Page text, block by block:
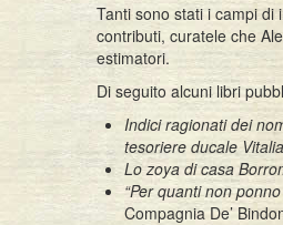
Tanti sono stati i campi di
contributi, curatele che
estimatori.
Di seguito alcuni libri
Indici ragionati dei
tesoriere ducale
Lo zoya di casa
“Per quanti non
Compagnia De’